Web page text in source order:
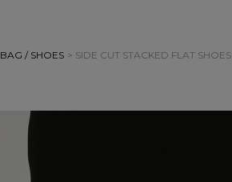
BAG / SHOES > SIDE CUT STACKED FLAT SHOES